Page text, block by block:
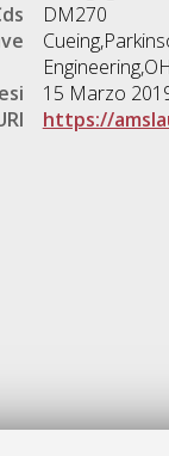
DM270
15 Marzo
https://